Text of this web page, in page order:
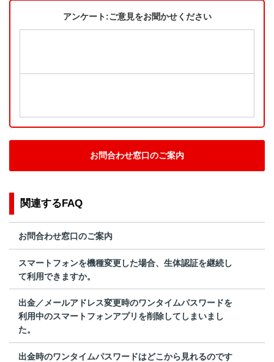
アンケート:ご意見をお聞かせください
お問合わせ窓口のご案内
関連するFAQ
お問合わせ窓口のご案内
スマートフォンを機種変更した場合、生体認証を継続し
て利用できますか。
出金／メールアドレス変更時のワンタイムパスワードを
利用中のスマートフォンアプリを削除してしまいまし
た。
出金時のワンタイムパスワードはどこから見れるのです